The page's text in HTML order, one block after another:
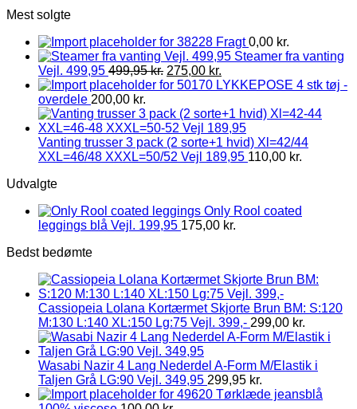
Mest solgte
Fragt 0,00 kr.
Steamer fra vanting
Vejl. 499,95 499,95kr. 275,00 kr.
LYKKEPOSE 4 stk tøj -
overdele 200,00 kr.
Vanting trusser 3 pack (2 sorte+1 hvid) Xl=42/44
XXL=46/48 XXXL=50/52 Vejl 189,95 110,00 kr.
Udvalgte
Only Rool coated
leggings blå Vejl. 199,95 175,00 kr.
Bedst bedømte
Cassiopeia Lolana Kortærmet Skjorte Brun BM: S:120
M:130 L:140 XL:150 Lg:75 Vejl. 399,- 299,00 kr.
Wasabi Nazir 4 Lang Nederdel A-Form M/Elastik i
Taljen Grå LG:90 Vejl. 349,95 299,95 kr.
Tørklæde jeansblå